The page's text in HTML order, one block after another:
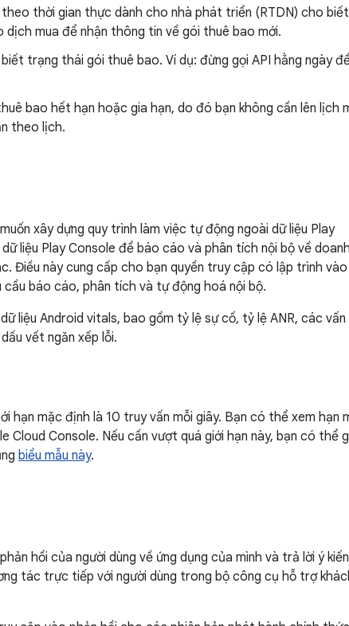
thời gian thực dành cho nhà phát triển (RTDN) cho
mua để nhận thông tin về gói thuê bao mới.
trạng thái gói thuê bao. Ví dụ: đừng gọi API hằng ngày
bao hết hạn hoặc gia hạn, do đó bạn không cần lên lịch
theo lịch.
xây dựng quy trình làm việc tự động ngoài dữ liệu Play
liệu Play Console để báo cáo và phân tích nội bộ về doanh
Điều này cung cấp cho bạn quyền truy cập có lập trình
báo cáo, phân tích và tự động hoá nội bộ.
liệu Android vitals, bao gồm tỷ lệ sự cố, tỷ lệ ANR, các
vết ngăn xếp lỗi.
hạn mặc định là 10 truy vấn mỗi giây. Bạn có thể xem hạn
Cloud Console. Nếu cần vượt quá giới hạn này, bạn có thể
biểu mẫu này.
hồi của người dùng về ứng dụng của mình và trả lời ý
tác trực tiếp với người dùng trong bộ công cụ hỗ trợ